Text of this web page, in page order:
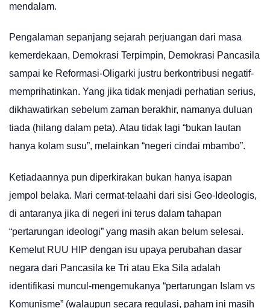
mendalam.
Pengalaman sepanjang sejarah perjuangan dari masa
kemerdekaan, Demokrasi Terpimpin, Demokrasi Pancasila
sampai ke Reformasi-Oligarki justru berkontribusi negatif-
memprihatinkan. Yang jika tidak menjadi perhatian serius,
dikhawatirkan sebelum zaman berakhir, namanya duluan
tiada (hilang dalam peta). Atau tidak lagi “bukan lautan
hanya kolam susu”, melainkan “negeri cindai mbambo”.
Ketiadaannya pun diperkirakan bukan hanya isapan
jempol belaka. Mari cermat-telaahi dari sisi Geo-Ideologis,
di antaranya jika di negeri ini terus dalam tahapan
“pertarungan ideologi” yang masih akan belum selesai.
Kemelut RUU HIP dengan isu upaya perubahan dasar
negara dari Pancasila ke Tri atau Eka Sila adalah
identifikasi muncul-mengemukanya “pertarungan Islam vs
Komunisme” (walaupun secara regulasi, paham ini masih